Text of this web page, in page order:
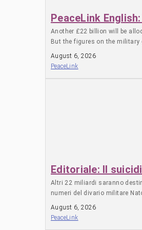
che aumentare, i posti a
persone detenute sono
agosto, 38 dall’inizio
diagnosi di patologie
le pene» secondo una logica
PeaceLink
Another £22 billion will be
But the figures on the military
August 6, 2026
PeaceLink
Editoriale: Il
Altri 22 miliardi saranno
numeri del divario militare
August 6, 2026
PeaceLink